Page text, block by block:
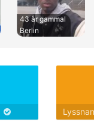
43 år gammal
Berlin